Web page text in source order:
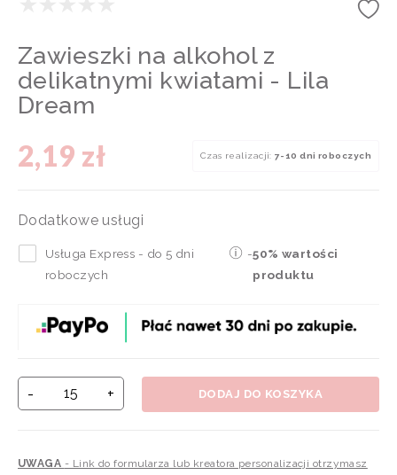
Zawieszki na alkohol z
delikatnymi kwiatami - Lila
Dream
2,19 zł Czas realizacji: 7-10 dni roboczych
Dodatkowe usługi
Usługa Express - do 5 dni
roboczych
-50% wartości
produktu
- + DODAJ DO KOSZYKA
UWAGA - Link do formularza lub kreatora personalizacji otrzymasz